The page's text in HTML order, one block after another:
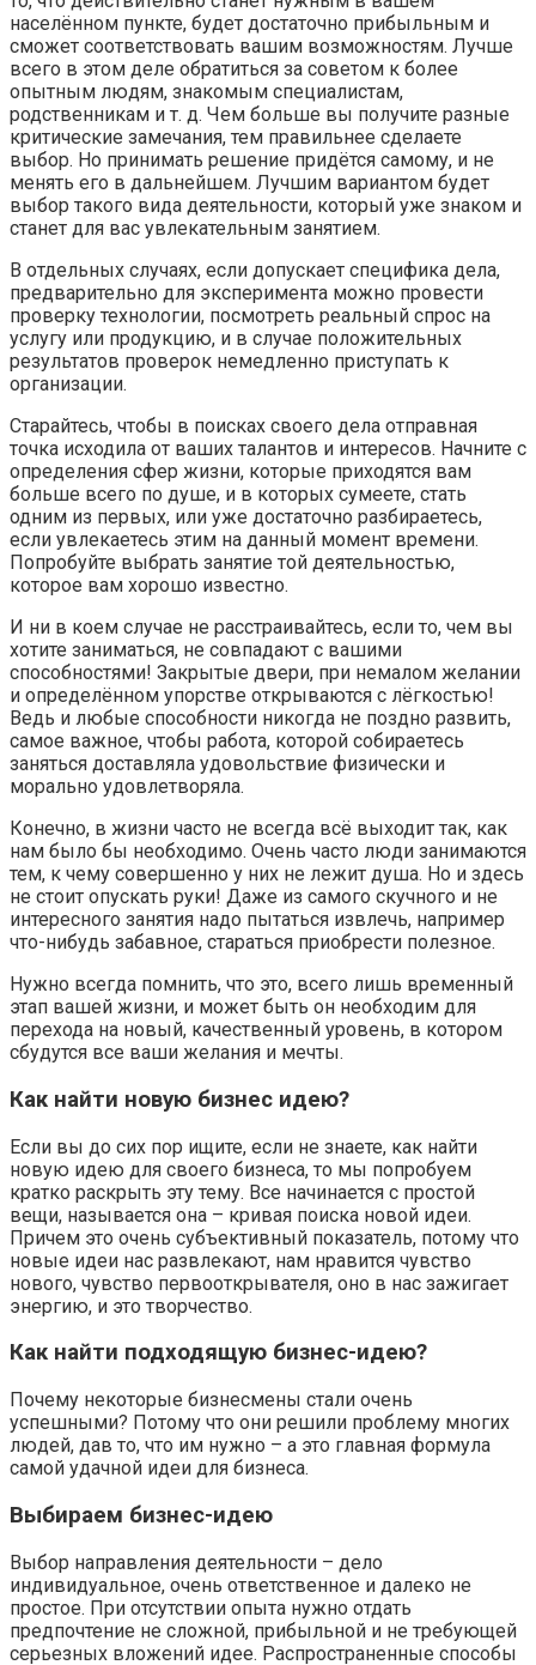
населённом пункте, будет достаточно прибыльным и
сможет соответствовать вашим возможностям. Лучше
всего в этом деле обратиться за советом к более
опытным людям, знакомым специалистам,
родственникам и т. д. Чем больше вы получите разные
критические замечания, тем правильнее сделаете
выбор. Но принимать решение придётся самому, и не
менять его в дальнейшем. Лучшим вариантом будет
выбор такого вида деятельности, который уже знаком и
станет для вас увлекательным занятием.
В отдельных случаях, если допускает специфика дела,
предварительно для эксперимента можно провести
проверку технологии, посмотреть реальный спрос на
услугу или продукцию, и в случае положительных
результатов проверок немедленно приступать к
организации.
Старайтесь, чтобы в поисках своего дела отправная
точка исходила от ваших талантов и интересов. Начните с
определения сфер жизни, которые приходятся вам
больше всего по душе, и в которых сумеете, стать
одним из первых, или уже достаточно разбираетесь,
если увлекаетесь этим на данный момент времени.
Попробуйте выбрать занятие той деятельностью,
которое вам хорошо известно.
И ни в коем случае не расстраивайтесь, если то, чем вы
хотите заниматься, не совпадают с вашими
способностями! Закрытые двери, при немалом желании
и определённом упорстве открываются с лёгкостью!
Ведь и любые способности никогда не поздно развить,
самое важное, чтобы работа, которой собираетесь
заняться доставляла удовольствие физически и
морально удовлетворяла.
Конечно, в жизни часто не всегда всё выходит так, как
нам было бы необходимо. Очень часто люди занимаются
тем, к чему совершенно у них не лежит душа. Но и здесь
не стоит опускать руки! Даже из самого скучного и не
интересного занятия надо пытаться извлечь, например
что-нибудь забавное, стараться приобрести полезное.
Нужно всегда помнить, что это, всего лишь временный
этап вашей жизни, и может быть он необходим для
перехода на новый, качественный уровень, в котором
сбудутся все ваши желания и мечты.
Как найти новую бизнес идею?
Если вы до сих пор ищите, если не знаете, как найти
новую идею для своего бизнеса, то мы попробуем
кратко раскрыть эту тему. Все начинается с простой
вещи, называется она – кривая поиска новой идеи.
Причем это очень субъективный показатель, потому что
новые идеи нас развлекают, нам нравится чувство
нового, чувство первооткрывателя, оно в нас зажигает
энергию, и это творчество.
Как найти подходящую бизнес-идею?
Почему некоторые бизнесмены стали очень
успешными? Потому что они решили проблему многих
людей, дав то, что им нужно – а это главная формула
самой удачной идеи для бизнеса.
Выбираем бизнес-идею
Выбор направления деятельности – дело
индивидуальное, очень ответственное и далеко не
простое. При отсутствии опыта нужно отдать
предпочтение не сложной, прибыльной и не требующей
серьезных вложений идее. Распространенные способы